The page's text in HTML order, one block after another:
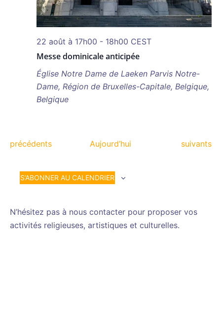
Messe dominicale anticipée
22 août à 17h00 - 18h00 CEST
Église Notre Dame de Laeken Parvis Notre-
Dame, Région de Bruxelles-Capitale, Belgique,
Belgique
Évènements
précédents Aujourd’hui suivants
S’ABONNER AU CALENDRIER
N’hésitez pas à nous contacter pour proposer vos
activités religieuses, artistiques et culturelles.